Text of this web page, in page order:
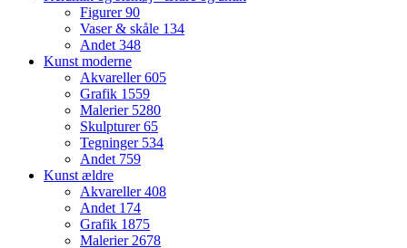
Figurer90
Vaser & skåle 134
Andet 348
Kunst moderne
Akvareller605
Grafik 1559
Malerier 5280
Skulpturer65
Tegninger 534
Andet 759
Kunst ældre
Akvareller408
Andet 174
Grafik 1875
Malerier 2678